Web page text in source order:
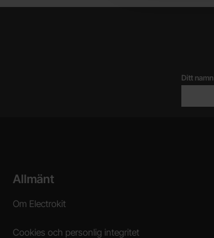
Ditt namn
Sidfot Blandad info och länkar
Allmänt
Om Electrokit
Cookies och personlig integritet